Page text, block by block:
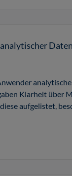
Daten
Klarheit über
aufgelistet,